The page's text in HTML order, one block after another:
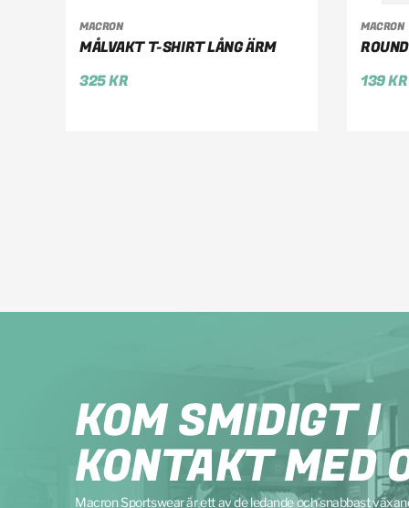
MACRON
MÅLVAKT T-SHIRT LÅNG ÄRM
325KR
VÄLJ ALTERNATIV MACRON
139KR
KOM SMIDIGT I
KONTAKT MED
Macron Sportswear är ett av de ledande och snabbast